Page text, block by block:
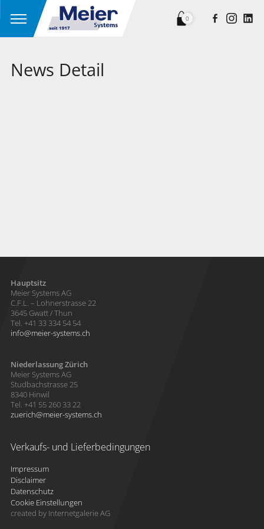
0
News Detail
Hauptsitz
Meier Systems AG
C.F.L. – Lohnerstrasse 22
3645 Gwatt / Thun
Tel. +41 33 334 54 54
info
meier-systems.ch
Niederlassung Zürich
Meier Systems AG
Studbachstrasse 25
8340 Hinwil
Tel. +41 55 260 33 22
zuerich
meier-systems.ch
Verkaufs- und Lieferbedingungen
Impressum
Disclaimer
Datenschutz
Cookie Einstellungen
created by Internetgalerie AG